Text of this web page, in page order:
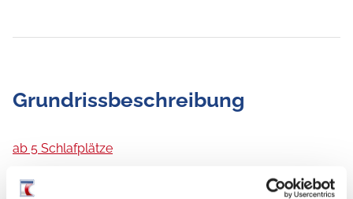
Grundrissbeschreibung
ab 5 Schlafplätze